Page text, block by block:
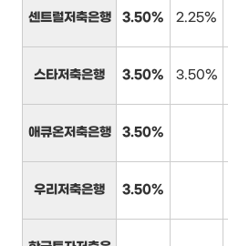
센트럴저축은행 3.50% 2.25%
스타저축은행 3.50% 3.50%
애큐온저축은행 3.50%
우리저축은행 3.50%